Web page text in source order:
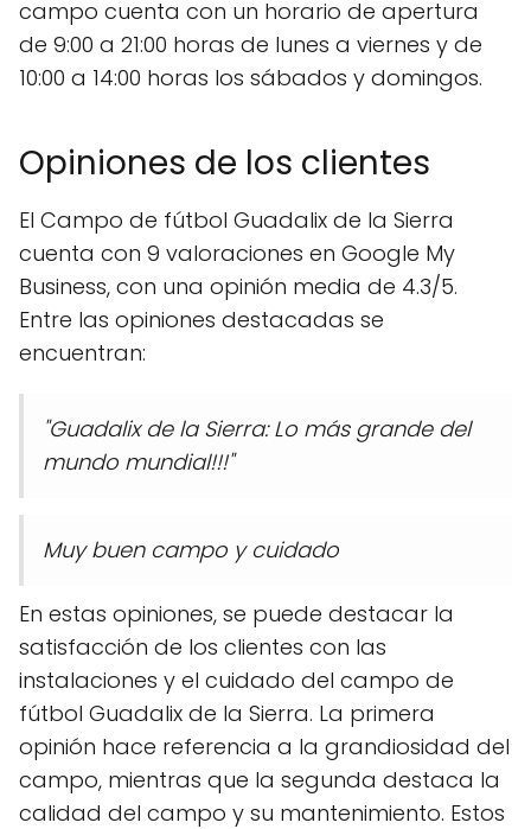
campo cuenta con un horario de apertura
de 9:00 a 21:00 horas de lunes a viernes y de
10:00 a 14:00 horas los sábados y domingos.
Opiniones de los clientes
El Campo de fútbol Guadalix de la Sierra
cuenta con 9 valoraciones en Google My
Business, con una opinión media de 4.3/5.
Entre las opiniones destacadas se
encuentran:
"Guadalix de la Sierra: Lo más grande del
mundo mundial!!!"
Muy buen campo y cuidado
En estas opiniones, se puede destacar la
satisfacción de los clientes con las
instalaciones y el cuidado del campo de
fútbol Guadalix de la Sierra. La primera
opinión hace referencia a la grandiosidad del
campo, mientras que la segunda destaca la
calidad del campo y su mantenimiento. Estos